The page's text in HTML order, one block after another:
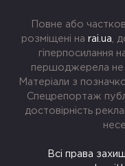
Повне або
розміщені на rai.ua ,
гіперпосилання
першоджерела не
Матеріали з
Спецрепортаж
достовірність
Всі права